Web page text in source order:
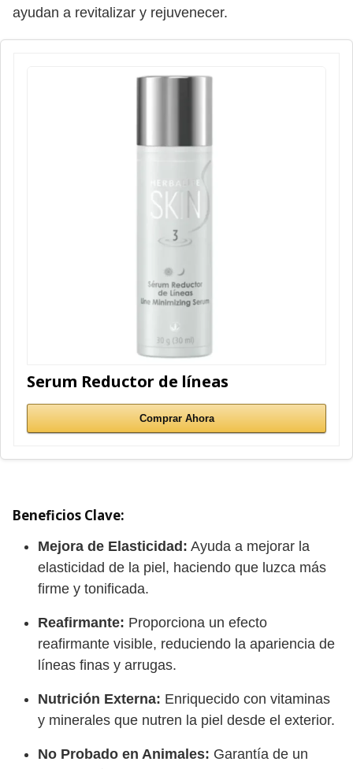
ayudan a revitalizar y rejuvenecer.
Serum Reductor de líneas
Comprar Ahora
Beneficios Clave:
Mejora de Elasticidad: Ayuda a mejorar la
elasticidad de la piel, haciendo que luzca más
firme y tonificada.
Reafirmante: Proporciona un efecto
reafirmante visible, reduciendo la apariencia de
líneas finas y arrugas.
Nutrición Externa: Enriquecido con vitaminas
y minerales que nutren la piel desde el exterior.
No Probado en Animales: Garantía de un